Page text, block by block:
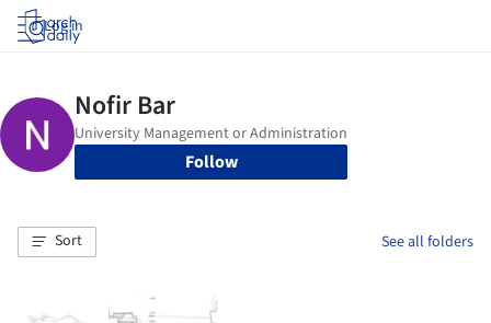
Log in
Follow
Sort See all folders